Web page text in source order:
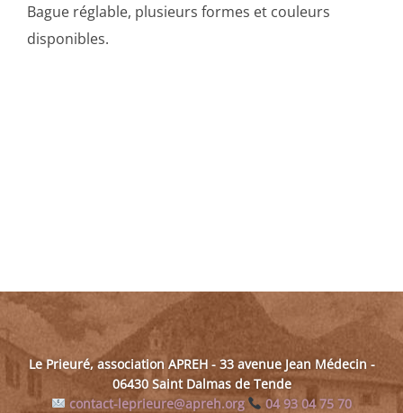
Bague réglable, plusieurs formes et couleurs
disponibles.
Le Prieuré, association APREH - 33 avenue Jean Médecin -
06430 Saint Dalmas de Tende
contact-leprieure@apreh.org
04 93 04 75 70